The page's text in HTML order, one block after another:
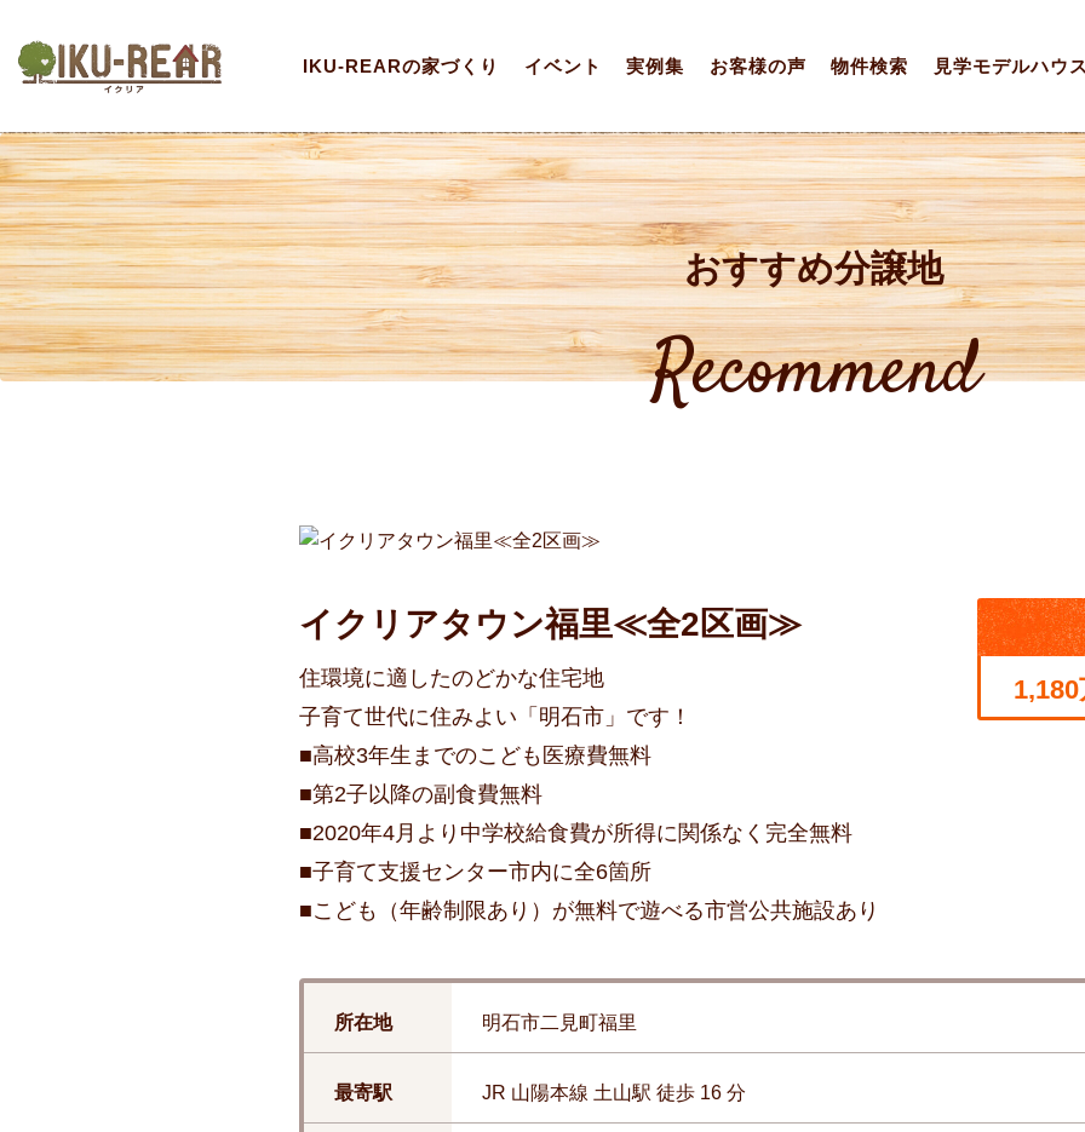
IKU-REARの家づくり イベント 実例集 お客様の声 物件検索 見学モデルハウス
おすすめ分譲地
Recommend
イクリアタウン福里≪全2区画≫
住環境に適したのどかな住宅地
子育て世代に住みよい「明石市」です！
■高校3年生までのこども医療費無料
■第2子以降の副食費無料
■2020年4月より中学校給食費が所得に関係なく完全無料
■子育て支援センター市内に全6箇所
■こども（年齢制限あり）が無料で遊べる市営公共施設あり
所在地 明石市二見町福里
最寄駅 JR 山陽本線 土山駅 徒歩 16 分